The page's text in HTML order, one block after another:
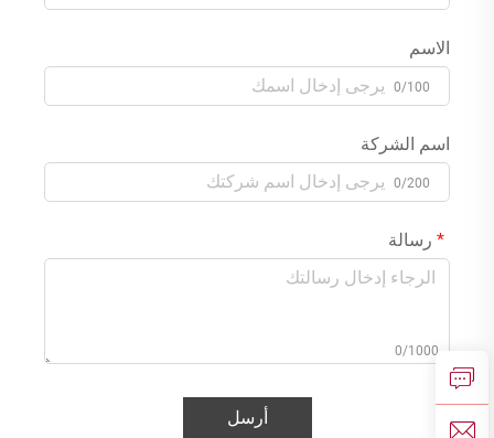
الاسم
0/100
اسم الشركة
0/200
رسالة
0/1000
أرسل